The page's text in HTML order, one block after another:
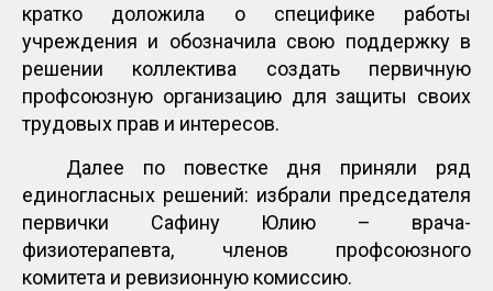
кратко доложила о специфике работы
учреждения и обозначила свою поддержку в
решении коллектива создать первичную
профсоюзную организацию для защиты своих
трудовых прав и интересов.
Далее по повестке дня приняли ряд
единогласных решений: избрали председателя
первички Сафину Юлию – врача-
физиотерапевта, членов профсоюзного
комитета и ревизионную комиссию.